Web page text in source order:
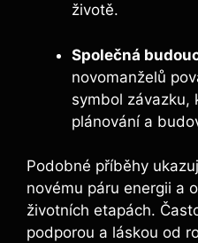
životě.
Společná
novomanželů
symbol závazku,
plánování a
Podobné příběhy
novému páru energii a
životních etapách.
podporou a láskou od